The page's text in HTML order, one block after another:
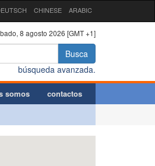
CHINESE ARABIC
8 agosto 2026 [GMT +1]
Busca
búsqueda avanzada.
somos contactos